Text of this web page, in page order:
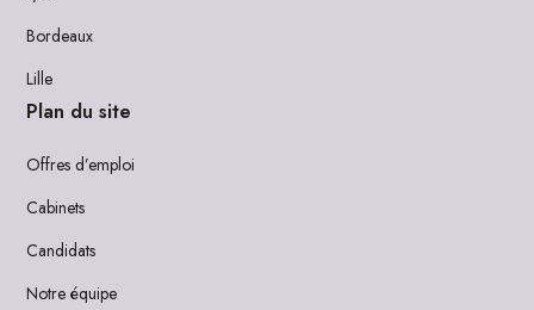
Bordeaux
Lille
Plan du site
Offres d’emploi
Cabinets
Candidats
Notre équipe